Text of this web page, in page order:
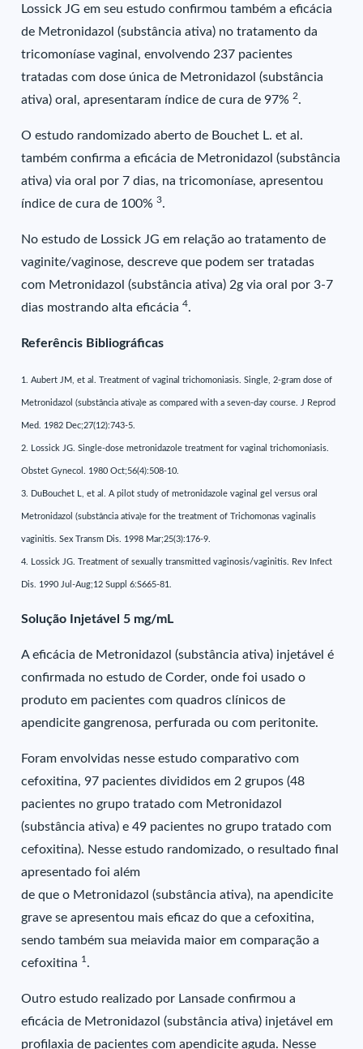
Lossick JG em seu estudo confirmou também a eficácia
de Metronidazol (substância ativa) no tratamento da
tricomoníase vaginal, envolvendo 237 pacientes
tratadas com dose única de Metronidazol (substância
ativa) oral, apresentaram índice de cura de 97%2.
O estudo randomizado aberto de Bouchet L. et al.
também confirma a eficácia de Metronidazol (substância
ativa) via oral por 7 dias, na tricomoníase, apresentou
índice de cura de 100%3.
No estudo de Lossick JG em relação ao tratamento de
vaginite/vaginose, descreve que podem ser tratadas
com Metronidazol (substância ativa) 2g via oral por 3-7
dias mostrando alta eficácia4.
Referêncis Bibliográficas
1. Aubert JM, et al. Treatment of vaginal trichomoniasis. Single, 2-gram dose of
Metronidazol (substância ativa)e as compared with a seven-day course. J Reprod
Med. 1982 Dec;27(12):743-5.
2. Lossick JG. Single-dose metronidazole treatment for vaginal trichomoniasis.
Obstet Gynecol. 1980 Oct;56(4):508-10.
3. DuBouchet L, et al. A pilot study of metronidazole vaginal gel versus oral
Metronidazol (substância ativa)e for the treatment of Trichomonas vaginalis
vaginitis. Sex Transm Dis. 1998 Mar;25(3):176-9.
4. Lossick JG. Treatment of sexually transmitted vaginosis/vaginitis. Rev Infect
Dis. 1990 Jul-Aug;12 Suppl 6:S665-81.
Solução Injetável 5 mg/mL
A eficácia de Metronidazol (substância ativa) injetável é
confirmada no estudo de Corder, onde foi usado o
produto em pacientes com quadros clínicos de
apendicite gangrenosa, perfurada ou com peritonite.
Foram envolvidas nesse estudo comparativo com
cefoxitina, 97 pacientes divididos em 2 grupos (48
pacientes no grupo tratado com Metronidazol
(substância ativa) e 49 pacientes no grupo tratado com
cefoxitina). Nesse estudo randomizado, o resultado final
apresentado foi além
de que o Metronidazol (substância ativa), na apendicite
grave se apresentou mais eficaz do que a cefoxitina,
sendo também sua meiavida maior em comparação a
cefoxitina 1 .
Outro estudo realizado por Lansade confirmou a
eficácia de Metronidazol (substância ativa) injetável em
profilaxia de pacientes com apendicite aguda. Nesse